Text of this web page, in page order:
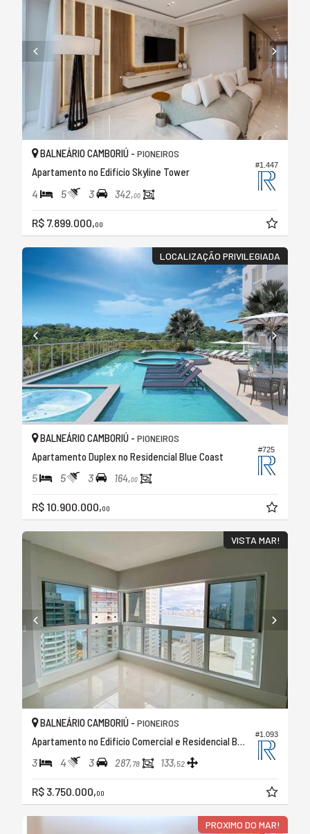
#1.447
BALNEÁRIO CAMBORIÚ - PIONEIROS
Apartamento no Edifício Skyline Tower
4 5 3 342,00
R$ 7.899.000,00
LOCALIZAÇÃO PRIVILEGIADA
#725
BALNEÁRIO CAMBORIÚ - PIONEIROS
Apartamento Duplex no Residencial Blue Coast
5 5 3 164,00
R$ 10.900.000,00
VISTA MAR!
#1.093
BALNEÁRIO CAMBORIÚ - PIONEIROS
3 4 3 287,78 133,52
R$ 3.750.000,00
PROXIMO DO MAR!